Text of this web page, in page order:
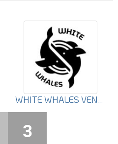
WHITE WHALES VENEZIA
3